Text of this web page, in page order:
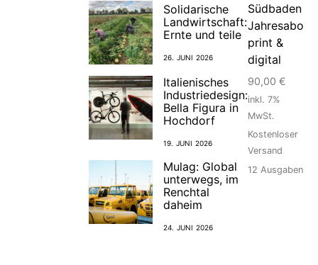
Solidarische
Landwirtschaft:
Ernte und teile
26. JUNI 2026
Italienisches
Industriedesign:
Bella Figura in
Hochdorf
19. JUNI 2026
Mulag: Global
unterwegs, im
Renchtal
daheim
24. JUNI 2026
Südbaden
Jahresabo
print &
digital
90,00 €
inkl. 7%
MwSt.
Kostenloser
Versand
12 Ausgaben